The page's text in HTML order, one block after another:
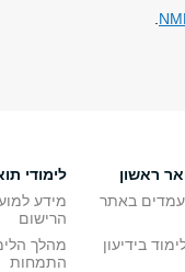
ראשון
באתר
בידיעון
לימודי
מידע
הרישום
מהלך
התמחות